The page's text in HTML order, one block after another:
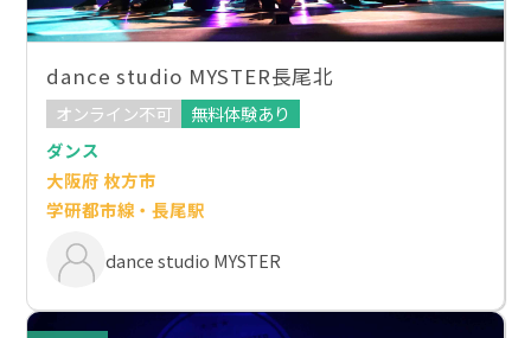
dance studio MYSTER長尾北
オンライン不可
無料体験あり
ダンス
大阪府 枚方市
学研都市線・長尾駅
dance studio MYSTER